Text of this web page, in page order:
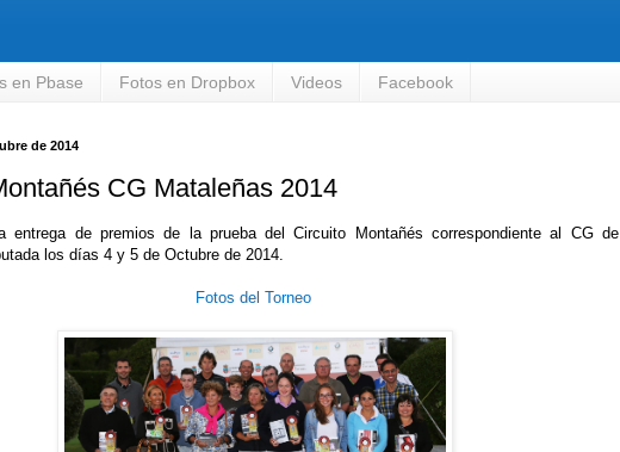
en Pbase Fotos en Dropbox Videos Facebook
de 2014
CG Mataleñas 2014
entrega de premios de la prueba del Circuito Montañés correspondiente al CG de
los días 4 y 5 de Octubre de 2014.
Fotos del Torneo